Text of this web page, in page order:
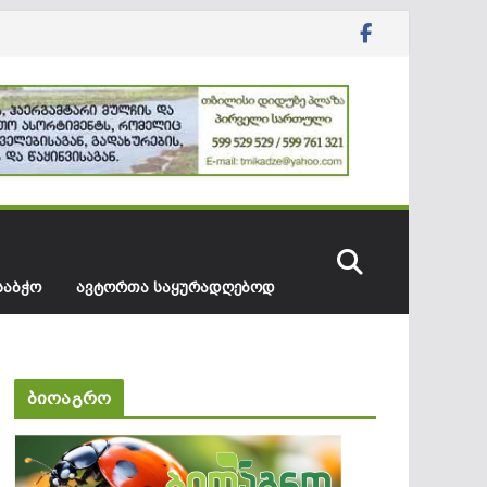
ᲐᲕᲢᲝᲠᲗᲐ ᲡᲐᲧᲣᲠᲐᲓᲦᲔᲑᲝᲓ
ბიოაგრო